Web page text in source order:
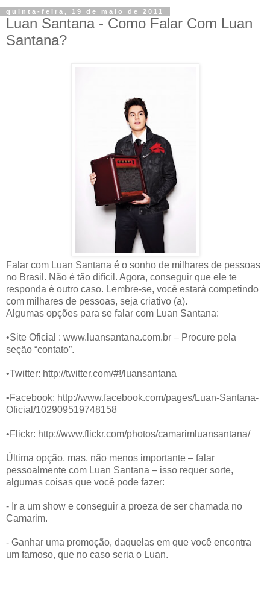
quinta-feira, 19 de maio de 2011
Luan Santana - Como Falar Com Luan
Santana?
Falar com Luan Santana é o sonho de milhares de pessoas
no Brasil. Não é tão difícil. Agora, conseguir que ele te
responda é outro caso. Lembre-se, você estará competindo
com milhares de pessoas, seja criativo (a).
Algumas opções para se falar com Luan Santana:
•Site Oficial : www.luansantana.com.br – Procure pela
seção “contato”.
•Twitter: http://twitter.com/#!/luansantana
•Facebook: http://www.facebook.com/pages/Luan-Santana-
Oficial/102909519748158
•Flickr: http://www.flickr.com/photos/camarimluansantana/
Última opção, mas, não menos importante – falar
pessoalmente com Luan Santana – isso requer sorte,
algumas coisas que você pode fazer:
- Ir a um show e conseguir a proeza de ser chamada no
Camarim.
- Ganhar uma promoção, daquelas em que você encontra
um famoso, que no caso seria o Luan.